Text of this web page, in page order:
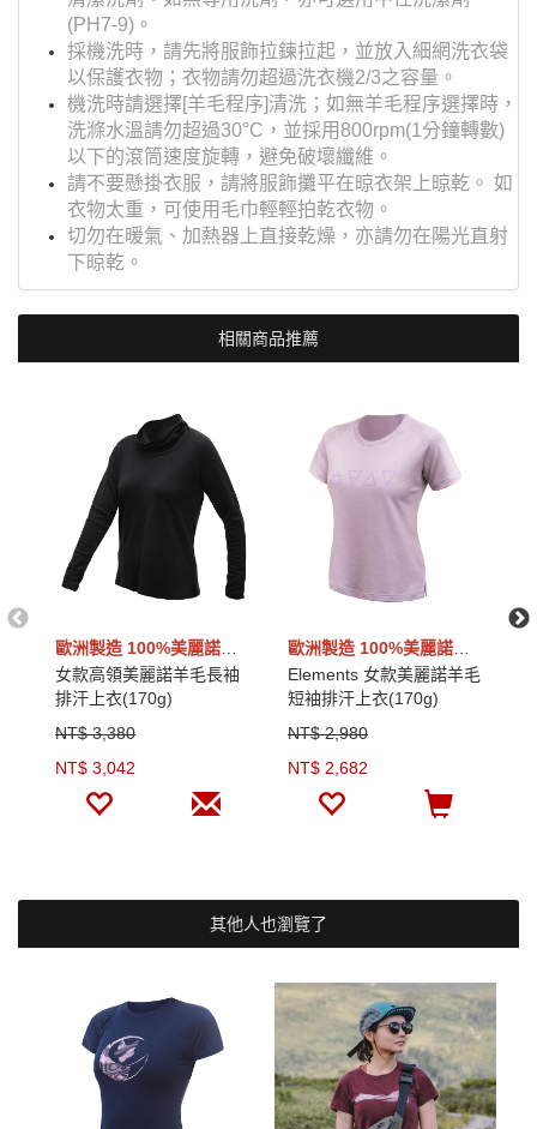
(PH7-9)。
採機洗時，請先將服飾拉鍊拉起，並放入細網洗衣袋
以保護衣物；衣物請勿超過洗衣機2/3之容量。
機洗時請選擇[羊毛程序]清洗；如無羊毛程序選擇時，
洗滌水溫請勿超過30°C，並採用800rpm(1分鐘轉數)
以下的滾筒速度旋轉，避免破壞纖維。
請不要懸掛衣服，請將服飾攤平在晾衣架上晾乾。 如
衣物太重，可使用毛巾輕輕拍乾衣物。
切勿在暖氣、加熱器上直接乾燥，亦請勿在陽光直射
下晾乾。
相關商品推薦
女款高領美麗諾羊毛長袖
排汗上衣(170g)
NT$ 3,380
NT$ 3,042
Elements 女款美麗諾羊毛
短袖排汗上衣(170g)
NT$ 2,980
NT$ 2,682
其他人也瀏覽了